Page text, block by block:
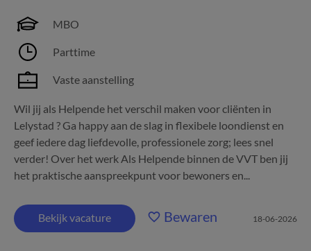
MBO
Parttime
Vaste aanstelling
Wil jij als Helpende het verschil maken voor cliënten in
Lelystad ? Ga happy aan de slag in flexibele loondienst en
geef iedere dag liefdevolle, professionele zorg; lees snel
verder! Over het werk Als Helpende binnen de VVT ben jij
het praktische aanspreekpunt voor bewoners en...
Bekijk vacature Bewaren 18-06-2026